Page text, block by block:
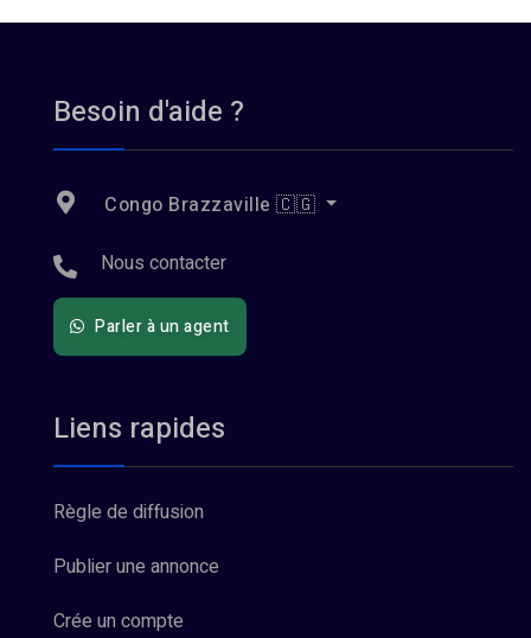
Besoin d'aide ?
Congo Brazzaville 🇨🇬
Nous contacter
Parler à un agent
Liens rapides
Règle de diffusion
Publier une annonce
Crée un compte